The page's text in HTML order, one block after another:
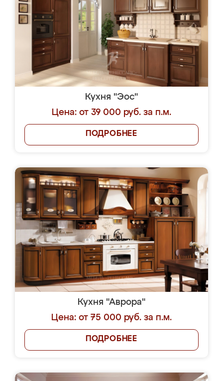
Кухня "Эос"
Цена: от 39 000 руб. за п.м.
ПОДРОБНЕЕ
Кухня "Аврора"
Цена: от 75 000 руб. за п.м.
ПОДРОБНЕЕ